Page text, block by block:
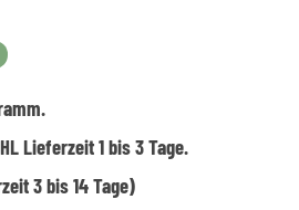
Lieferzeit 1 bis 3 Tage.
3 bis 14 Tage)